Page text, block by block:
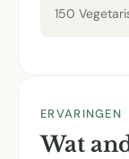
150
ERVARINGEN
Wat